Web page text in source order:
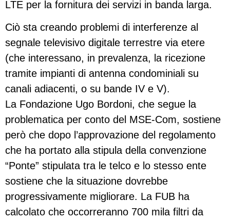
LTE per la fornitura dei servizi in banda larga.
Ciò sta creando problemi di interferenze al
segnale televisivo digitale terrestre via etere
(che interessano, in prevalenza, la ricezione
tramite impianti di antenna condominiali su
canali adiacenti, o su bande IV e V).
La Fondazione Ugo Bordoni, che segue la
problematica per conto del MSE-Com, sostiene
però che dopo l’approvazione del regolamento
che ha portato alla stipula della convenzione
“Ponte” stipulata tra le telco e lo stesso ente
sostiene che la situazione dovrebbe
progressivamente migliorare. La FUB ha
calcolato che occorreranno 700 mila filtri da